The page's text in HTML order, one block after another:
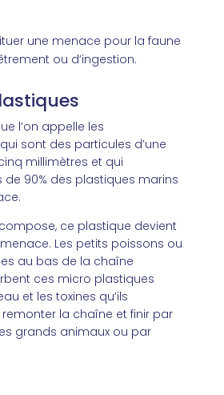
une menace pour la faune
ou d’ingestion.
l’on appelle les
sont des particules d’une
millimètres et qui
de 90% des plastiques marins
ce plastique devient
Les petits poissons ou
au bas de la chaîne
ces micro plastiques
et les toxines qu’ils
la chaîne et finir par
grands animaux ou par